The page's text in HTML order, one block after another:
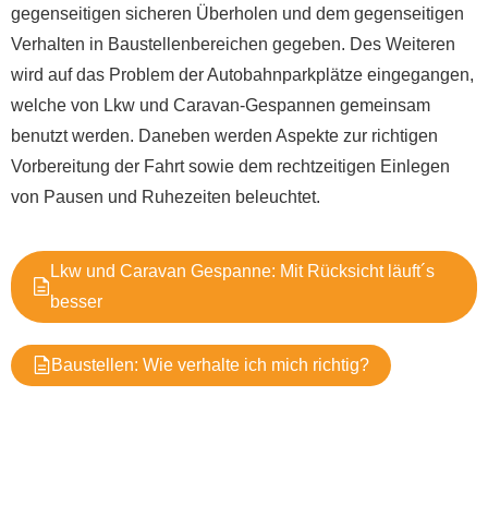
gegenseitigen sicheren Überholen und dem gegenseitigen
Verhalten in Baustellenbereichen gegeben. Des Weiteren
wird auf das Problem der Autobahnparkplätze eingegangen,
welche von Lkw und Caravan-Gespannen gemeinsam
benutzt werden. Daneben werden Aspekte zur richtigen
Vorbereitung der Fahrt sowie dem rechtzeitigen Einlegen
von Pausen und Ruhezeiten beleuchtet.
Lkw und Caravan Gespanne: Mit Rücksicht läuft´s
besser
Baustellen: Wie verhalte ich mich richtig?